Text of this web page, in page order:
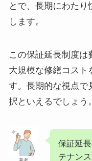
とで、長期にわた
します。
この保証延長制度
大規模な修繕コスト
す。長期的な視点で
択といえるでしょう。
保証延
テナン